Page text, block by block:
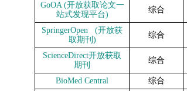
GoOA (开放获取论文一
站式发现平台)
综合
SpringerOpen (开放获
取期刊)
综合
ScienceDirect开放获取
期刊
综合
BioMed Central 综合